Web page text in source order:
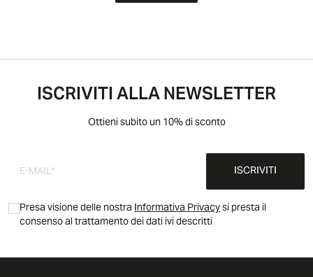
ISCRIVITI ALLA NEWSLETTER
Ottieni subito un 10% di sconto
ISCRIVITI
Presa visione delle nostraInformativa Privacysi presta il
consenso al trattamento dei dati ivi descritti